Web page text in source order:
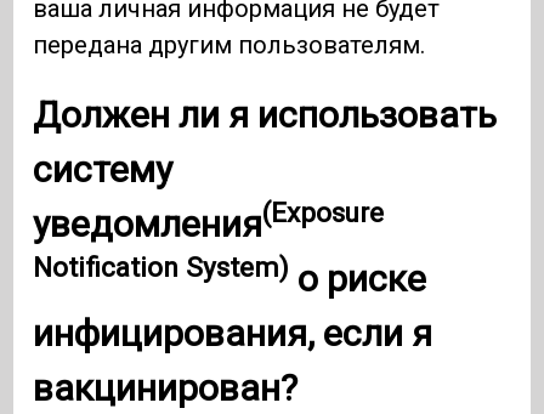
ваша личная информация не будет
передана другим пользователям.
Должен ли я использовать
систему
уведомления(Exposure
Notification System) о риске
инфицирования, если я
вакцинирован?